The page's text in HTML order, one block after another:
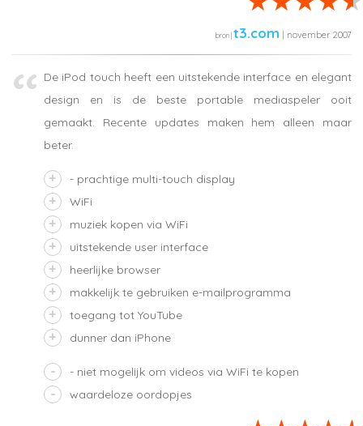
t3.com | november 2007
De iPod touch heeft een uitstekende interface en elegant
design en is de beste portable mediaspeler ooit
gemaakt. Recente updates maken hem alleen maar
beter.
- prachtige multi-touch display
WiFi
muziek kopen via WiFi
uitstekende user interface
heerlijke browser
makkelijk te gebruiken e-mailprogramma
toegang tot YouTube
dunner dan iPhone
- niet mogelijk om videos via WiFi te kopen
waardeloze oordopjes